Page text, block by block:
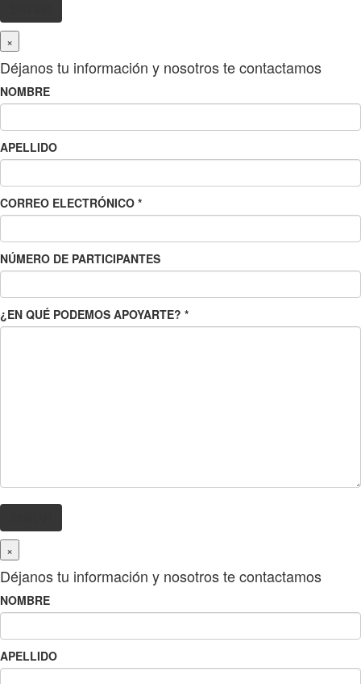
×
Déjanos tu información y nosotros te contactamos
NOMBRE
APELLIDO
CORREO ELECTRÓNICO *
NÚMERO DE PARTICIPANTES
¿EN QUÉ PODEMOS APOYARTE? *
×
Déjanos tu información y nosotros te contactamos
NOMBRE
APELLIDO